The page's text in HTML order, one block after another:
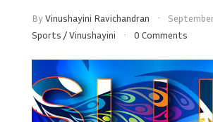
ByVinushayini Ravichandran
Sports /Vinushayini 0 Comments